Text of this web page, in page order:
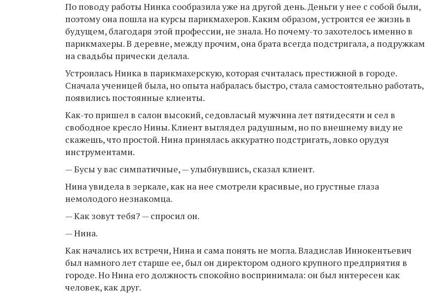
По поводу работы Нинка сообразила уже на другой день. Деньги у нее с собой были,
поэтому она пошла на курсы парикмахеров. Каким образом, устроится ее жизнь в
будущем, благодаря этой профессии, не знала. Но почему-то захотелось именно в
парикмахеры. В деревне, между прочим, она брата всегда подстригала, а подружкам
на свадьбы прически делала.
Устроилась Нинка в парикмахерскую, которая считалась престижной в городе.
Сначала ученицей была, но опыта набралась быстро, стала самостоятельно работать,
появились постоянные клиенты.
Как-то пришел в салон высокий, седовласый мужчина лет пятидесяти и сел в
свободное кресло Нины. Клиент выглядел радушным, но по внешнему виду не
скажешь, что простой. Нина принялась аккуратно подстригать, ловко орудуя
инструментами.
— Бусы у вас симпатичные, — улыбнувшись, сказал клиент.
Нина увидела в зеркале, как на нее смотрели красивые, но грустные глаза
немолодого незнакомца.
— Как зовут тебя? — спросил он.
— Нина.
Как начались их встречи, Нина и сама понять не могла. Владислав Иннокентьевич
был намного лет старше ее, был он директором одного крупного предприятия в
городе. Но Нина его должность спокойно воспринимала: он был интересен как
человек, как друг.